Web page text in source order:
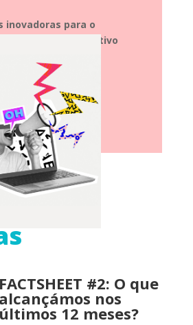
inovadoras para o
cultural e criativo
FACTSHEET #2: O que
alcançámos nos
últimos 12 meses?